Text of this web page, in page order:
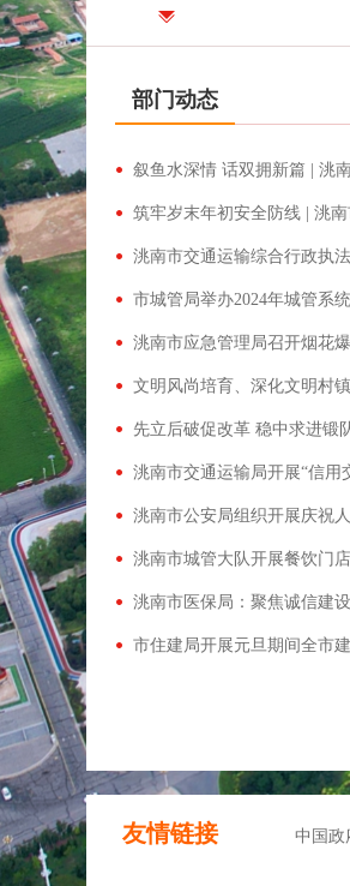
部门动态
叙鱼水深情 话双拥新篇 | 洮
筑牢岁末年初安全防线 | 洮
洮南市交通运输综合行政执
市城管局举办2024年城管系
洮南市应急管理局召开烟花
文明风尚培育、深化文明村
先立后破促改革 稳中求进锻
洮南市交通运输局开展“信用
洮南市公安局组织开展庆祝
洮南市城管大队开展餐饮门
洮南市医保局：聚焦诚信建
市住建局开展元旦期间全市
友情链接 中国政